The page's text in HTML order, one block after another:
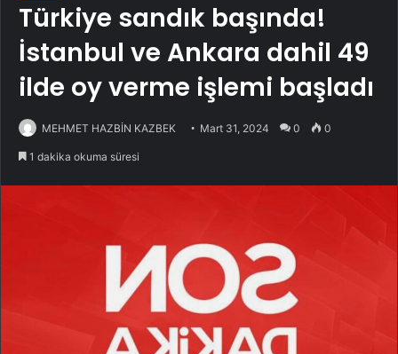
Türkiye sandık başında!
İstanbul ve Ankara dahil 49
ilde oy verme işlemi başladı
MEHMET HAZBİN KAZBEK Mart 31, 2024 0 0
1 dakika okuma süresi